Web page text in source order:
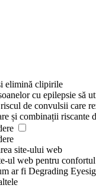
elimină clipirile
cu epilepsie să
de convulsii care
și combinații riscante
site-ului web
ul web pentru
ar fi Degrading